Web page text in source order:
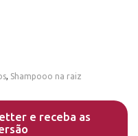
, Shampooo na raiz
e receba as